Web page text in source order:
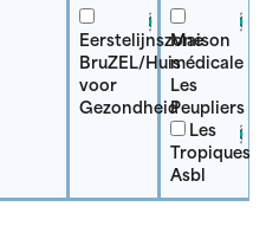
Eerstelijnszone
BruZEL/Huis
voor
Gezondheid
Maison
médicale
Les
Peupliers
Les
Tropiques
Asbl